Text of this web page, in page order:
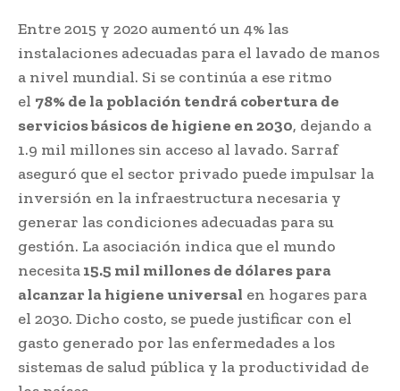
Entre 2015 y 2020 aumentó un 4% las
instalaciones adecuadas para el lavado de manos
a nivel mundial. Si se continúa a ese ritmo
el 78% de la población tendrá cobertura de
servicios básicos de higiene en 2030, dejando a
1.9 mil millones sin acceso al lavado. Sarraf
aseguró que el sector privado puede impulsar la
inversión en la infraestructura necesaria y
generar las condiciones adecuadas para su
gestión. La asociación indica que el mundo
necesita15.5 mil millones de dólares para
alcanzar la higiene universal en hogares para
el 2030. Dicho costo, se puede justificar con el
gasto generado por las enfermedades a los
sistemas de salud pública y la productividad de